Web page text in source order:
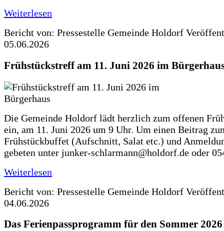
Weiterlesen
Bericht von: Pressestelle Gemeinde Holdorf
05.06.2026
Frühstückstreff am 11. Juni 2026 im
Die Gemeinde Holdorf lädt herzlich zum offenen
ein, am 11. Juni 2026 um 9 Uhr. Um einen Beitrag
Frühstückbuffet (Aufschnitt, Salat etc.) und
gebeten unter junker-schlarmann@holdorf.de oder
Weiterlesen
Bericht von: Pressestelle Gemeinde Holdorf
04.06.2026
Das Ferienpassprogramm für den Sommer